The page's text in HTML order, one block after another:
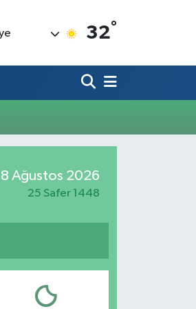
32°
8 Ağustos 2026
25 Safer 1448